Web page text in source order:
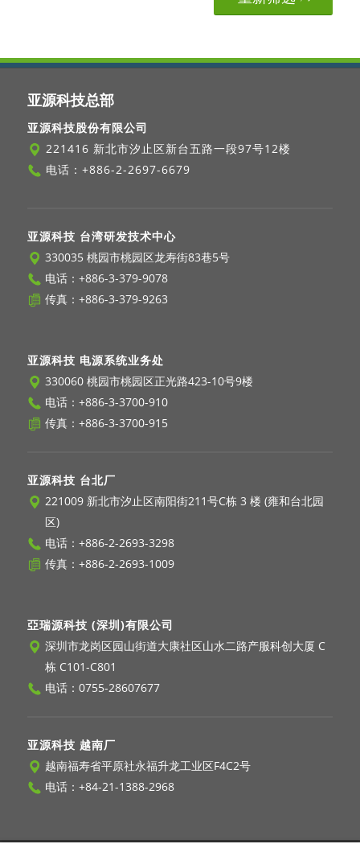
亚源科技总部
亚源科技股份有限公司
221416 新北市汐止区新台五路一段97号12楼
电话： +886-2-2697-6679
亚源科技 台湾研发技术中心
330035 桃园市桃园区龙寿街83巷5号
电话： +886-3-379-9078
传真：+886-3-379-9263
亚源科技 电源系统业务处
330060 桃园市桃园区正光路423-10号9楼
电话： +886-3-3700-910
传真：+886-3-3700-915
亚源科技 台北厂
221009 新北市汐止区南阳街211号C栋 3 楼 (雍和台北园
区)
电话： +886-2-2693-3298
传真：+886-2-2693-1009
亞瑞源科技 (深圳)有限公司
深圳市龙岗区园山街道大康社区山水二路产服科创大厦 C
栋 C101-C801
电话： 0755-28607677
亚源科技 越南厂
越南福寿省平原社永福升龙工业区F4C2号
电话： +84-21-1388-2968